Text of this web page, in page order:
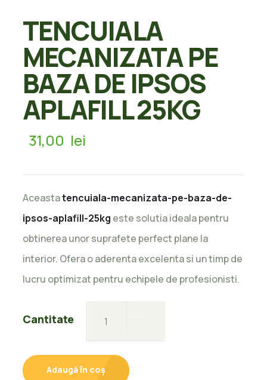
TENCUIALA
MECANIZATA PE
BAZA DE IPSOS
APLAFILL 25KG
31,00 lei
Aceastatencuiala-mecanizata-pe-baza-de-
ipsos-aplafill-25kg este solutia ideala pentru
obtinerea unor suprafete perfect plane la
interior. Ofera o aderenta excelenta si un timp de
lucru optimizat pentru echipele de profesionisti.
Cantitate
MECANIZATA
Adaugă în coș